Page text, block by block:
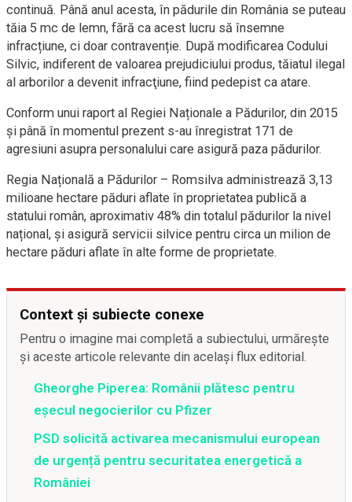
continuă. Până anul acesta, în pădurile din România se puteau
tăia 5 mc de lemn, fără ca acest lucru să însemne
infracțiune, ci doar contravenție. După modificarea Codului
Silvic, indiferent de valoarea prejudiciului produs, tăiatul ilegal
al arborilor a devenit infracţiune, fiind pedepist ca atare.
Conform unui raport al Regiei Naționale a Pădurilor, din 2015
și până în momentul prezent s-au înregistrat 171 de
agresiuni asupra personalului care asigură paza pădurilor.
Regia Națională a Pădurilor – Romsilva administrează 3,13
milioane hectare păduri aflate în proprietatea publică a
statului român, aproximativ 48% din totalul pădurilor la nivel
național, și asigură servicii silvice pentru circa un milion de
hectare păduri aflate în alte forme de proprietate.
Context și subiecte conexe
Pentru o imagine mai completă a subiectului, urmărește
și aceste articole relevante din același flux editorial.
Gheorghe Piperea: Românii plătesc pentru
eșecul negocierilor cu Pfizer
PSD solicită activarea mecanismului european
de urgență pentru securitatea energetică a
României